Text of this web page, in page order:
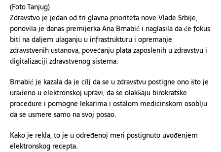
(Foto Tanjug)
Zdravstvo je jedan od tri glavna prioriteta nove Vlade Srbije,
ponovila je danas premijerka Ana Brnabić i naglasila da će fokus
biti na daljem ulaganju u infrastrukturu i opremanje
zdravstvenih ustanova, povećanju plata zaposlenih u zdravstvu i
digitalizaciji zdravstvenog sistema.
Brnabić je kazala da je cilj da se u zdravstvu postigne ono što je
urađeno u elektronskoj upravi, da se olakšaju birokratske
procedure i pomogne lekarima i ostalom medicinskom osoblju
da se usmere samo na svoj posao.
Kako je rekla, to je u određenoj meri postignuto uvođenjem
elektronskog recepta.